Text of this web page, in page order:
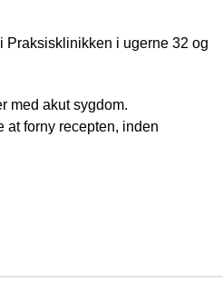
Praksisklinikken i ugerne 32 og
med akut sygdom.
at forny recepten, inden